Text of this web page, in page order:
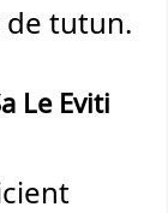
tutun.
Le Eviti